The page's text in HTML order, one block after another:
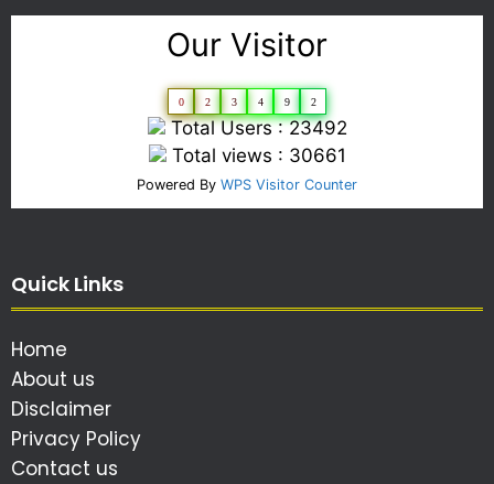
Our Visitor
0 2 3 4 9 2
Total Users : 23492
Total views : 30661
Powered By WPS Visitor Counter
Quick Links
Home
About us
Disclaimer
Privacy Policy
Contact us